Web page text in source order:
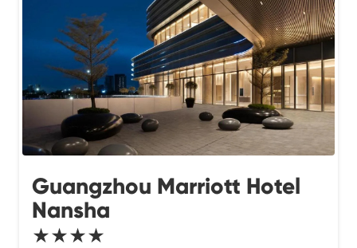
Guangzhou Marriott Hotel
Nansha
★★★★